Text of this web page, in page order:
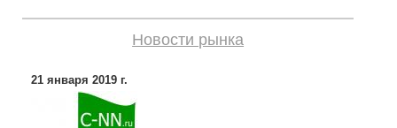
Новости рынка
21 января 2019 г.